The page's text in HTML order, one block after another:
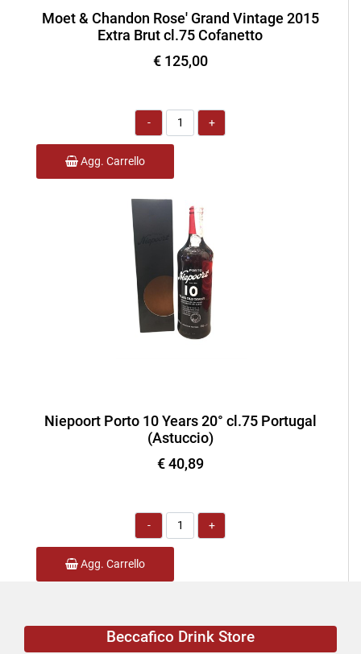
Moet & Chandon Rose' Grand Vintage 2015
Extra Brut cl.75 Cofanetto
€ 125,00
Quantità
Agg. Carrello
Niepoort Porto 10 Years 20° cl.75 Portugal
(Astuccio)
€ 40,89
Quantità
Agg. Carrello
Beccafico Drink Store